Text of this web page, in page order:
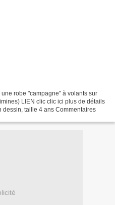
robe "campagne" à volants sur
LIEN clic clic ici plus de détails
dessin, taille 4 ans Commentaires